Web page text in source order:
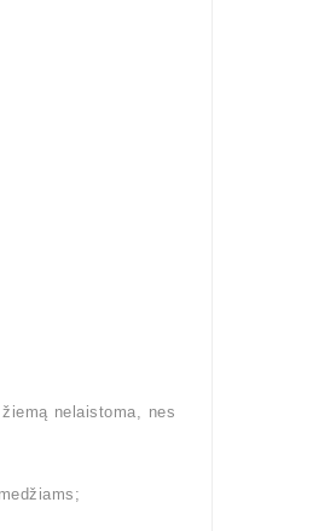
nelaistoma, nes